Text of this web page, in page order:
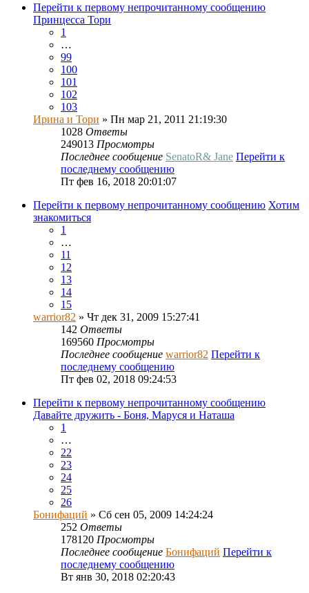
Перейти к первому непрочитанному сообщению
Принцесса Тори
1
…
99
100
101
102
103
Ирина и Тори » Пн мар 21, 2011 21:19:30
1028 Ответы
249013 Просмотры
Последнее сообщение SenatoR& Jane Перейти к
последнему сообщению
Пт фев 16, 2018 20:01:07
Перейти к первому непрочитанному сообщению Хотим
знакомиться
1
…
11
12
13
14
15
warrior82 » Чт дек 31, 2009 15:27:41
142 Ответы
169560 Просмотры
Последнее сообщение warrior82 Перейти к
последнему сообщению
Пт фев 02, 2018 09:24:53
Перейти к первому непрочитанному сообщению
Давайте дружить - Боня, Маруся и Наташа
1
…
22
23
24
25
26
Бонифаций » Сб сен 05, 2009 14:24:24
252 Ответы
178120 Просмотры
Последнее сообщение Бонифаций Перейти к
последнему сообщению
Вт янв 30, 2018 02:20:43